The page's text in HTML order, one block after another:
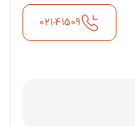
021-41509